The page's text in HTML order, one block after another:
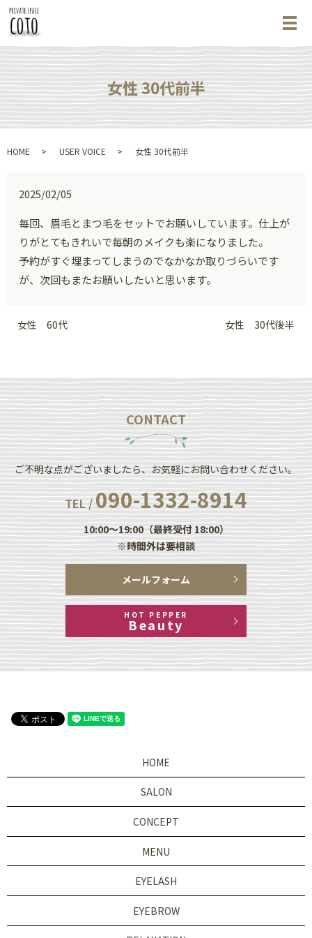
メ
女性 30代前半
HOME USER VOICE 女性 30代前半
2025/02/05
毎回、眉毛とまつ毛をセットでお願いしています。仕上が
りがとてもきれいで毎朝のメイクも楽になりました。
予約がすぐ埋まってしまうのでなかなか取りづらいです
が、次回もまたお願いしたいと思います。
女性 60代 女性 30代後半
CONTACT
ご不明な点がございましたら、お気軽にお問い合わせください。
TEL /090-1332-8914
10:00～19:00（最終受付 18:00）
※時間外は要相談
メールフォーム
HOT PEPPER
Beauty
HOME
SALON
CONCEPT
MENU
EYELASH
EYEBROW